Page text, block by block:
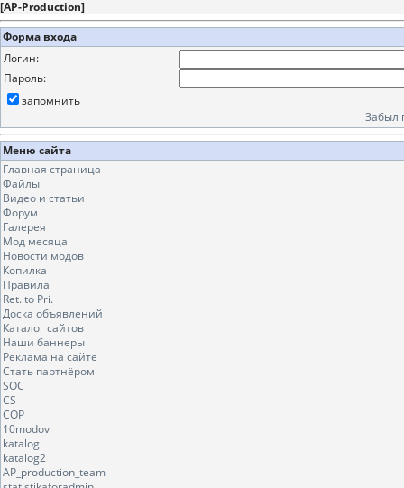
[AP-Production]
Форма входа
Логин:
Пароль:
запомнить
Забыл
Меню сайта
Главная страница
Файлы
Видео и статьи
Форум
Галерея
Мод месяца
Новости модов
Копилка
Правила
Ret. to Pri.
Доска объявлений
Каталог сайтов
Наши баннеры
Реклама на сайте
Стать партнёром
SOC
CS
COP
10modov
katalog
katalog2
AP_production_team